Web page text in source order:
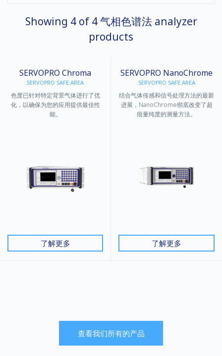
Showing 4of 4气相色谱法 analyzer
products
SERVOPRO Chroma
SERVOPRO SAFE AREA
色度已针对特定背景气体进行了优
化，以确保为您的应用提供最佳性
能。
了解更多
SERVOPRO NanoChrome
SERVOPRO SAFE AREA
结合气体传感和信号处理方法的最新
进展，NanoChrome彻底改变了超
痕量纯度的测量方法。
了解更多
NanoChrome ULTRA征服了半导体
行业最严格的要求，与竞争技术相
比，提供了一种经济高效的解决方
痕量传感技术，满足半导体行业最严
格的要求，与竞争技术相比，提供了
一种经济高效的解决方案。
查看我们所有的产品